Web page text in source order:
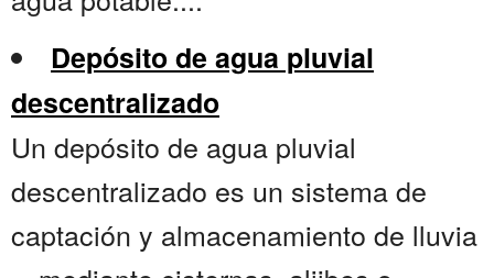
Depósito de agua pluvial
descentralizado
Un depósito de agua pluvial
descentralizado es un sistema de
captación y almacenamiento de lluvia